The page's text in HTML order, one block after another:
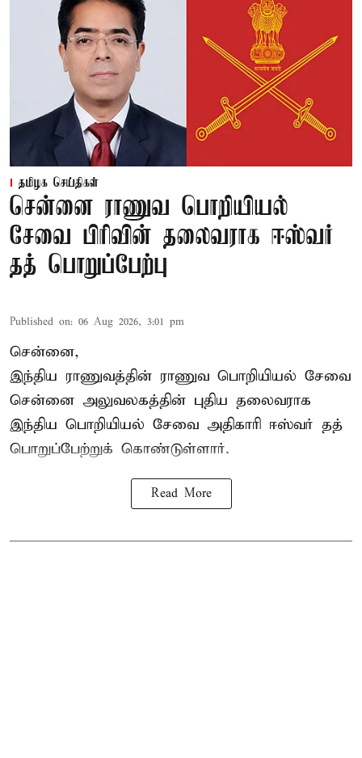
தமிழக செய்திகள்
சென்னை ராணுவ பொறியியல்
சேவை பிரிவின் தலைவராக ஈஸ்வர்
தத் பொறுப்பேற்பு
Published on: 06 Aug 2026, 3:01 pm
சென்னை,
இந்திய ராணுவத்தின் ராணுவ பொறியியல் சேவை
சென்னை அலுவலகத்தின் புதிய தலைவராக
இந்திய பொறியியல் சேவை அதிகாரி ஈஸ்வர் தத்
பொறுப்பேற்றுக் கொண்டுள்ளார்.
Read More